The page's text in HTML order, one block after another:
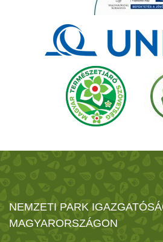
NEMZETI PARK
MAGYARORSZÁGON